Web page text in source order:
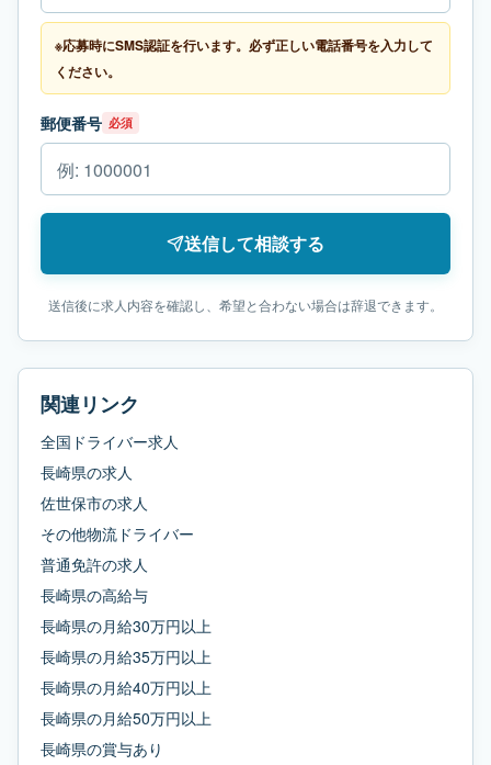
※応募時にSMS認証を行います。必ず正しい電話番号を入力して
ください。
郵便番号 必須
送信して相談する
送信後に求人内容を確認し、希望と合わない場合は辞退できます。
関連リンク
全国ドライバー求人
長崎県の求人
佐世保市の求人
その他物流ドライバー
普通免許の求人
長崎県の高給与
長崎県の月給30万円以上
長崎県の月給35万円以上
長崎県の月給40万円以上
長崎県の月給50万円以上
長崎県の賞与あり